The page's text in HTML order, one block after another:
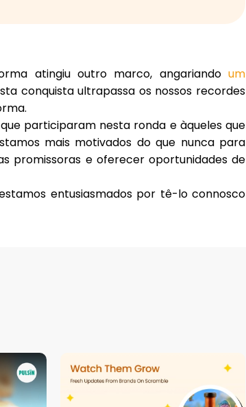
atingiu outro marco, angariando um
conquista ultrapassa os nossos recordes
participaram nesta ronda e àqueles que
mais motivados do que nunca para
promissoras e oferecer oportunidades de
entusiasmados por tê-lo connosco